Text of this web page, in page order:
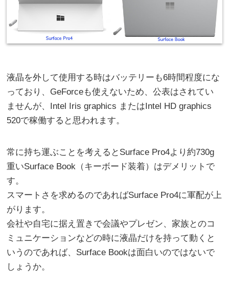
液晶を外して使用する時はバッテリーも6時間程度にな
っており、GeForceも使えないため、公表はされてい
ませんが、Intel Iris graphics またはIntel HD graphics
520で稼働すると思われます。
常に持ち運ぶことを考えるとSurface Pro4より約730g
重いSurface Book（キーボード装着）はデメリットで
す。
スマートさを求めるのであればSurface Pro4に軍配が上
がります。
会社や自宅に据え置きで会議やプレゼン、家族とのコ
ミュニケーションなどの時に液晶だけを持って動くと
いうのであれば、Surface Bookは面白いのではないで
しょうか。